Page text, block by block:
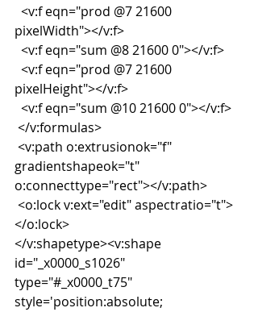
pixelWidth"></v:f>
  <v:f eqn="sum @8 21600 0"></v:f>
pixelHeight"></v:f>
  <v:f eqn="sum @10 21600 0"></v:f>
</v:formulas>
gradientshapeok="t"
o:connecttype="rect"></v:path>
</o:lock>
</v:shapetype><v:shape
id="_x0000_s1026"
type="#_x0000_t75"
style='position:absolute;